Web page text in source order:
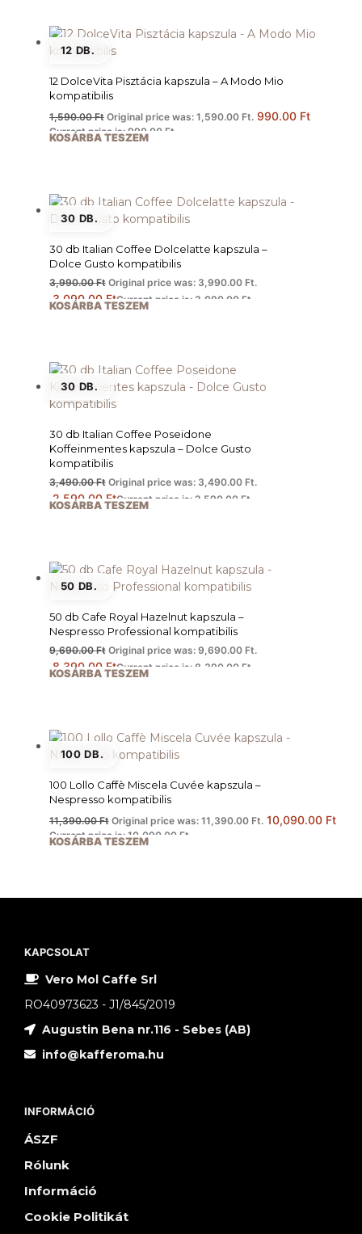
12 DB.
12 DolceVita Pisztácia kapszula – A Modo Mio
kompatibilis
1,590.00Ft Original price was: 1,590.00 Ft. 990.00 Ft
Current price is: 990.00 Ft.
KOSÁRBA TESZEM
30 DB.
30 db Italian Coffee Dolcelatte kapszula –
Dolce Gusto kompatibilis
3,990.00Ft Original price was: 3,990.00 Ft.
3,090.00FtCurrent price is: 3,090.00 Ft.
KOSÁRBA TESZEM
30 DB.
30 db Italian Coffee Poseidone
Koffeinmentes kapszula – Dolce Gusto
kompatibilis
3,490.00Ft Original price was: 3,490.00 Ft.
2,590.00FtCurrent price is: 2,590.00 Ft.
KOSÁRBA TESZEM
50 DB.
50 db Cafe Royal Hazelnut kapszula –
Nespresso Professional kompatibilis
9,690.00Ft Original price was: 9,690.00 Ft.
8,390.00FtCurrent price is: 8,390.00 Ft.
KOSÁRBA TESZEM
100 DB.
100 Lollo Caffè Miscela Cuvée kapszula –
Nespresso kompatibilis
11,390.00Ft Original price was: 11,390.00 Ft. 10,090.00 Ft
Current price is: 10,090.00 Ft.
KOSÁRBA TESZEM
KAPCSOLAT
Vero Mol Caffe Srl
RO40973623 - J1/845/2019
Augustin Bena nr.116 - Sebes (AB)
info@kafferoma.hu
INFORMÁCIÓ
ÁSZF
Rólunk
Információ
Cookie Politikát